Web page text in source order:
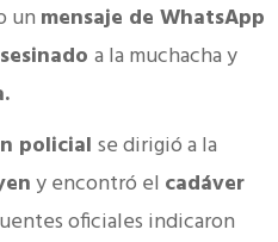
un mensaje de WhatsApp
a la muchacha y
policial se dirigió a la
y encontró el cadáver
oficiales indicaron